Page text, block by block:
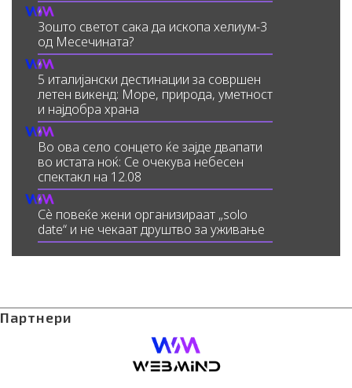
Зошто светот сака да ископа хелиум-3
од Месечината?
5 италијански дестинации за совршен
летен викенд: Море, природа, уметност
и најдобра храна
Во ова село сонцето ќе зајде двапати
во истата ноќ: Се очекува небесен
спектакл на 12.08
Сè повеќе жени организираат „solo
date“ и не чекаат друштво за уживање
Партнери